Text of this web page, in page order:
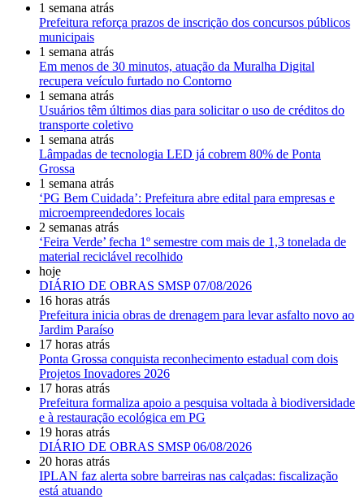
1 semana atrás
Prefeitura reforça prazos de inscrição dos concursos públicos
municipais
1 semana atrás
Em menos de 30 minutos, atuação da Muralha Digital
recupera veículo furtado no Contorno
1 semana atrás
Usuários têm últimos dias para solicitar o uso de créditos do
transporte coletivo
1 semana atrás
Lâmpadas de tecnologia LED já cobrem 80% de Ponta
Grossa
1 semana atrás
‘PG Bem Cuidada’: Prefeitura abre edital para empresas e
microempreendedores locais
2 semanas atrás
‘Feira Verde’ fecha 1º semestre com mais de 1,3 tonelada de
material reciclável recolhido
hoje
DIÁRIO DE OBRAS SMSP 07/08/2026
16 horas atrás
Prefeitura inicia obras de drenagem para levar asfalto novo ao
Jardim Paraíso
17 horas atrás
Ponta Grossa conquista reconhecimento estadual com dois
Projetos Inovadores 2026
17 horas atrás
Prefeitura formaliza apoio a pesquisa voltada à biodiversidade
e à restauração ecológica em PG
19 horas atrás
DIÁRIO DE OBRAS SMSP 06/08/2026
20 horas atrás
IPLAN faz alerta sobre barreiras nas calçadas: fiscalização
está atuando